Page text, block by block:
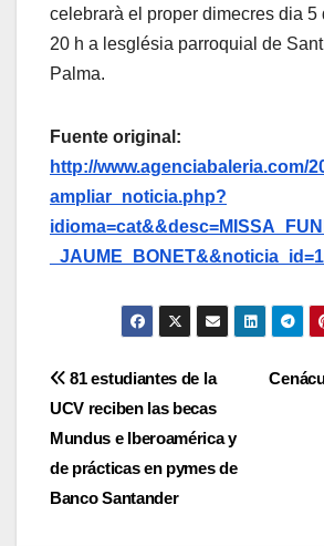
celebrarà el proper dimecres dia 5
20 h a lesglésia parroquial de
Palma.
Fuente original:
http://www.agenciabaleria.com/
ampliar_noticia.php?
Navegación
de
entradas
81 estudiantes de la
UCV reciben las becas
Mundus e Iberoamérica y
de prácticas en pymes de
Banco Santander